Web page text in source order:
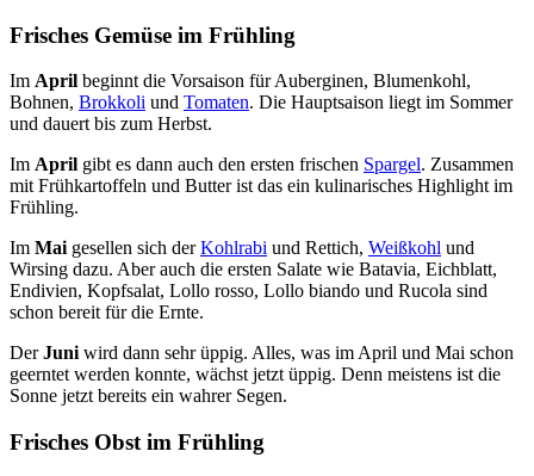
Frisches Gemüse im Frühling
Im April beginnt die Vorsaison für Auberginen, Blumenkohl,
Bohnen, Brokkoli und Tomaten. Die Hauptsaison liegt im Sommer
und dauert bis zum Herbst.
Im April gibt es dann auch den ersten frischen Spargel. Zusammen
mit Frühkartoffeln und Butter ist das ein kulinarisches Highlight im
Frühling.
Im Maigesellen sich derKohlrabi und Rettich, Weißkohl und
Wirsing dazu. Aber auch die ersten Salate wie Batavia, Eichblatt,
Endivien, Kopfsalat, Lollo rosso, Lollo biando und Rucola sind
schon bereit für die Ernte.
DerJuniwird dann sehr üppig. Alles, was im April und Mai schon
geerntet werden konnte, wächst jetzt üppig. Denn meistens ist die
Sonne jetzt bereits ein wahrer Segen.
Frisches Obst im Frühling